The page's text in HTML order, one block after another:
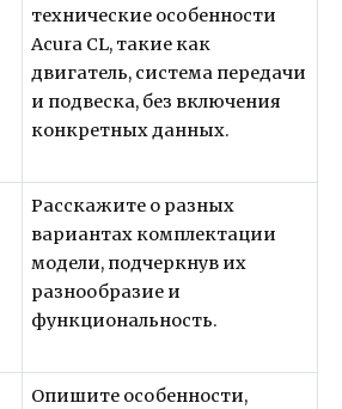
технические особенности
Acura CL, такие как
двигатель, система передачи
и подвеска, без включения
конкретных данных.
Расскажите о разных
вариантах комплектации
модели, подчеркнув их
разнообразие и
функциональность.
Опишите особенности,